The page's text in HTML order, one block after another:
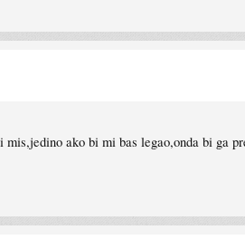
ako bi mi bas legao,onda bi ga